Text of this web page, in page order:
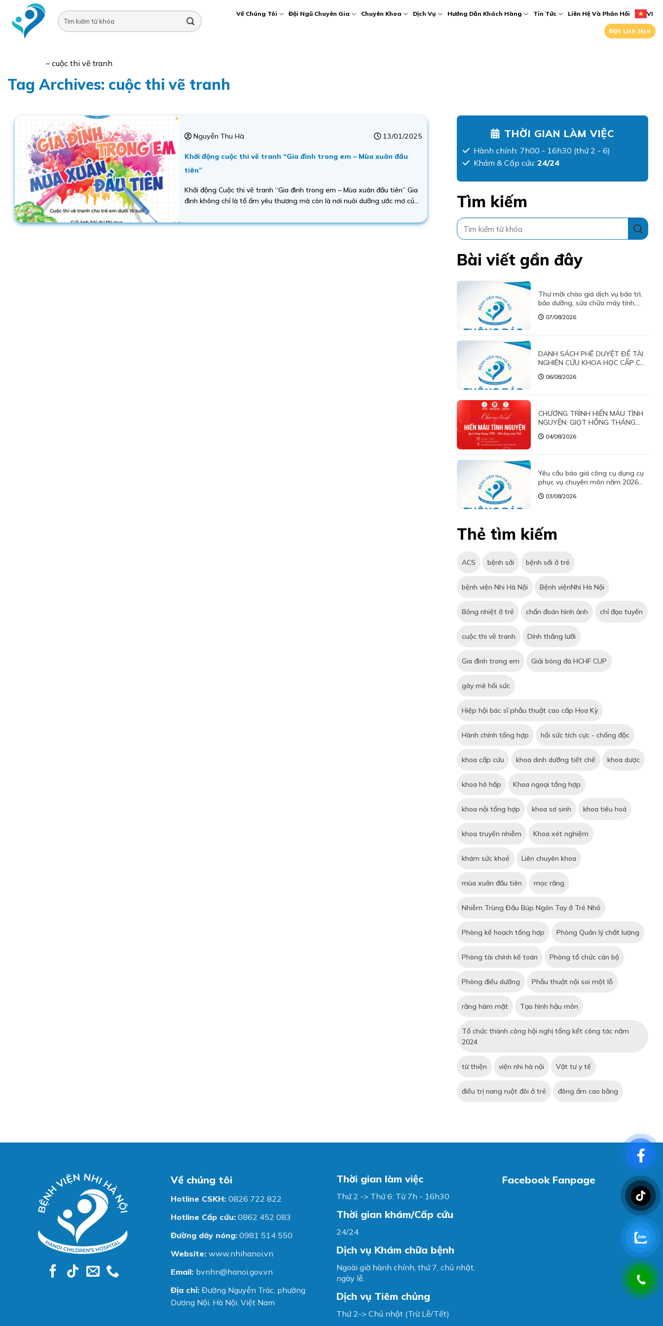
content
Về Chúng Tôi Đội Ngũ Chuyên Gia Chuyên Khoa Dịch Vụ Hướng Dẫn Khách Hàng Tin Tức Liên Hệ Và Phản Hồi VI
Đặt Lịch Hẹn
– cuộc thi vẽ tranh
Tag Archives: cuộc thi vẽ tranh
Nguyễn Thu Hà 13/01/2025
Khởi động cuộc thi vẽ tranh “Gia đình trong em – Mùa xuân đầu
tiên”
Khởi động Cuộc thi vẽ tranh “Gia đình trong em – Mùa xuân đầu tiên” Gia
đình không chỉ là tổ ấm yêu thương mà còn là nơi nuôi dưỡng ước mơ của
THỜI GIAN LÀM VIỆC
Hành chính: 7h00 - 16h30 (thứ 2 - 6)
Khám & Cấp cứu: 24/24
Tìm kiếm
Bài viết gần đây
Thư mời chào giá dịch vụ bảo trì,
bảo dưỡng, sửa chữa máy tính,
07/08/2026
DANH SÁCH PHÊ DUYỆT ĐỀ TÀI
NGHIÊN CỨU KHOA HỌC CẤP CỞ
06/08/2026
CHƯƠNG TRÌNH HIẾN MÁU TÌNH
NGUYỆN: GIỌT HỒNG THÁNG
04/08/2026
Yêu cầu báo giá công cụ dụng cụ
phục vụ chuyên môn năm 2026
03/08/2026
Thẻ tìm kiếm
ACS bệnh sởi bệnh sởi ở trẻ
bệnh viện Nhi Hà Nội Bệnh việnNhi Hà Nội
Bỏng nhiệt ở trẻ chẩn đoán hình ảnh chỉ đạo tuyến
cuộc thi vẽ tranh Dính thắng lưỡi
Gia đình trong em Giải bóng đá HCHF CUP
gây mê hồi sức
Hiệp hội bác sĩ phẫu thuật cao cấp Hoa Kỳ
Hành chính tổng hợp hồi sức tích cực - chống độc
khoa cấp cứu khoa dinh dưỡng tiết chế khoa dược
khoa hô hấp Khoa ngoại tổng hợp
khoa nội tổng hợp khoa sơ sinh khoa tiêu hoá
khoa truyền nhiễm Khoa xét nghiệm
khám sức khoẻ Liên chuyên khoa
mùa xuân đầu tiên mọc răng
Nhiễm Trùng Đầu Búp Ngón Tay ở Trẻ Nhỏ
Phòng kế hoạch tổng hợp Phòng Quản lý chất lượng
Phòng tài chính kế toán Phòng tổ chức cán bộ
Phòng điều dưỡng Phẫu thuật nội soi một lỗ
răng hàm mặt Tạo hình hậu môn
Tổ chức thành công hội nghị tổng kết công tác năm
2024
từ thiện viện nhi hà nội Vật tư y tế
điều trị nang ruột đôi ở trẻ đông ấm cao bằng
Về chúng tôi
Hotline CSKH: 0826 722 822
Hotline Cấp cứu: 0862 452 083
Đường dây nóng: 0981 514 550
Website: www.nhihanoi.vn
Email: bvnhn@hanoi.gov.vn
Địa chỉ: Đường Nguyễn Trác, phường
Dương Nội, Hà Nội, Việt Nam
Thời gian làm việc
Thứ 2 -> Thứ 6: Từ 7h - 16h30
Thời gian khám/Cấp cứu
24/24
Dịch vụ Khám chữa bệnh
Ngoài giờ hành chính, thứ 7, chủ nhật,
ngày lễ.
Dịch vụ Tiêm chủng
Thứ 2-> Chủ nhật (Trừ Lễ/Tết)
Facebook Fanpage